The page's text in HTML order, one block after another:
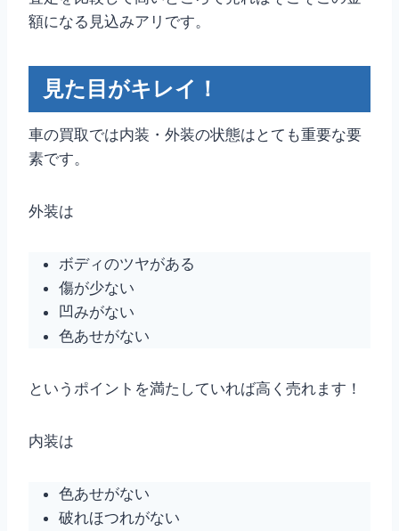
額になる見込みアリです。
見た目がキレイ！
車の買取では内装・外装の状態はとても重要な要
素です。
外装は
ボディのツヤがある
傷が少ない
凹みがない
色あせがない
というポイントを満たしていれば高く売れます！
内装は
色あせがない
破れほつれがない